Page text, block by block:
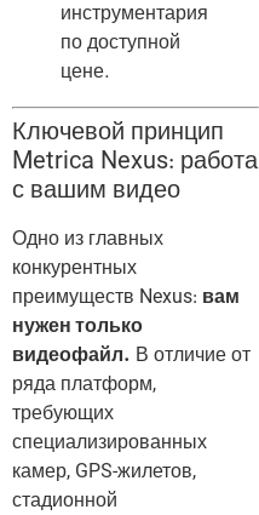
инструментария
по доступной
цене.
Ключевой принцип
Metrica Nexus: работа
с вашим видео
Одно из главных
конкурентных
преимуществ Nexus: вам
нужен только
видеофайл. В отличие от
ряда платформ,
требующих
специализированных
камер, GPS-жилетов,
стадионной